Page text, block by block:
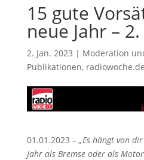
15 gute
neue Jahr –
2. Jan. 2023 | Moderation
Publikationen, radiowoche.de
01.01.2023 – „Es hängt von
Jahr als Bremse oder als